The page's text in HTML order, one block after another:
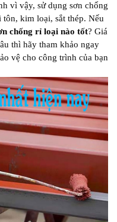
vì vậy, sử dụng sơn chống
kim loại, sắt thép. Nếu
chống rỉ loại nào tốt? Giá
thì hãy tham khảo ngay
vệ cho công trình của bạn